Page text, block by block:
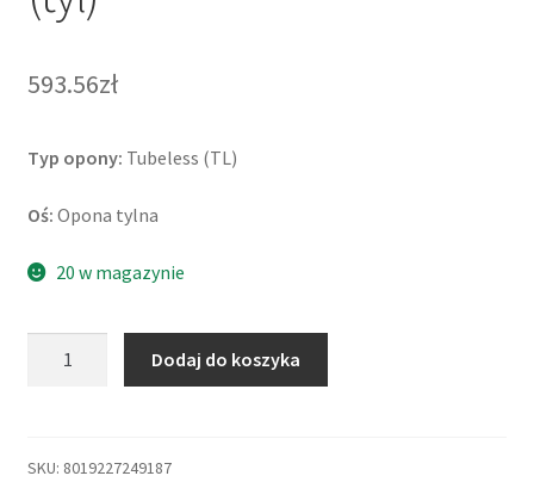
593.56zł
Typ opony: Tubeless (TL)
Oś: Opona tylna
20 w magazynie
(M)
Dodaj do koszyka
SKU: 8019227249187